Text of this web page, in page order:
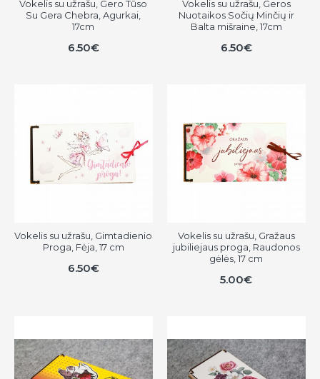
Vokelis su užrašu, Gero Tūso
Su Gera Chebra, Agurkai,
17cm
6.50€
Vokelis su užrašu, Geros
Nuotaikos Sočių Minčių ir
Balta mišraine, 17cm
6.50€
Vokelis su užrašu, Gimtadienio
Proga, Fėja, 17 cm
6.50€
Vokelis su užrašu, Gražaus
jubiliejaus proga, Raudonos
gėlės, 17 cm
5.00€